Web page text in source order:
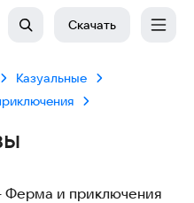
Скачать
Казуальные
и приключения